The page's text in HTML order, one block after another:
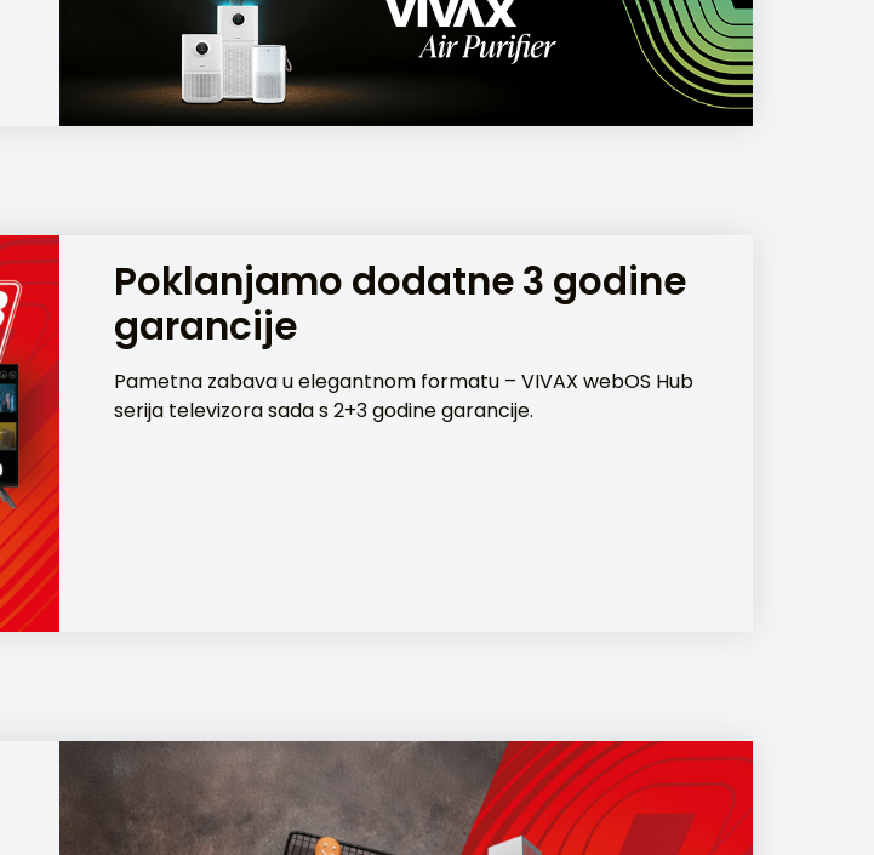
Poklanjamo dodatne 3 godine
garancije
Pametna zabava u elegantnom formatu – VIVAX webOS Hub
serija televizora sada s 2+3 godine garancije.